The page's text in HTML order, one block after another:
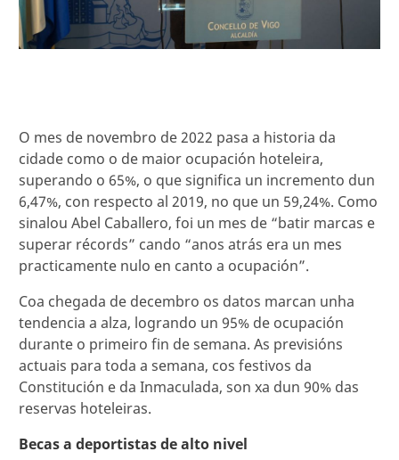
O mes de novembro de 2022 pasa a historia da
cidade como o de maior ocupación hoteleira,
superando o 65%, o que significa un incremento dun
6,47%, con respecto al 2019, no que un 59,24%. Como
sinalou Abel Caballero, foi un mes de “batir marcas e
superar récords” cando “anos atrás era un mes
practicamente nulo en canto a ocupación”.
Coa chegada de decembro os datos marcan unha
tendencia a alza, logrando un 95% de ocupación
durante o primeiro fin de semana. As previsións
actuais para toda a semana, cos festivos da
Constitución e da Inmaculada, son xa dun 90% das
reservas hoteleiras.
Becas a deportistas de alto nivel